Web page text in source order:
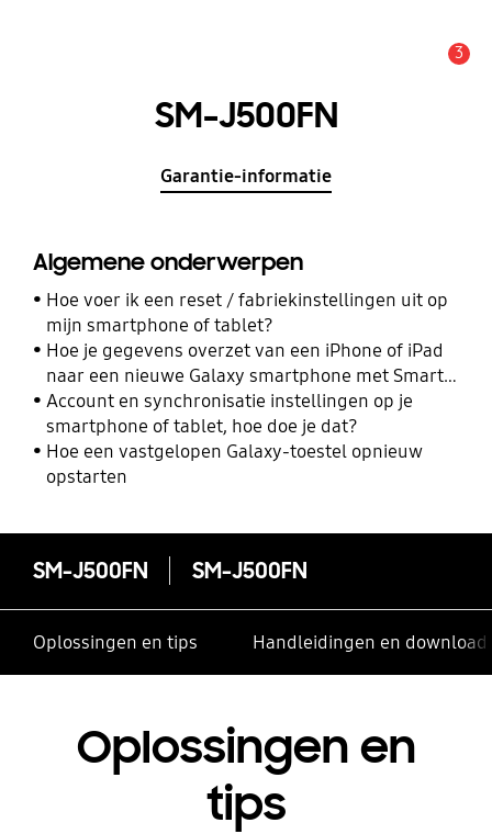
3
SM-J500FN
Garantie-informatie
Algemene onderwerpen
Hoe voer ik een reset / fabriekinstellingen uit op
mijn smartphone of tablet?
Hoe je gegevens overzet van een iPhone of iPad
naar een nieuwe Galaxy smartphone met Smart
Switch
Account en synchronisatie instellingen op je
smartphone of tablet, hoe doe je dat?
Hoe een vastgelopen Galaxy-toestel opnieuw
opstarten
SM-J500FN SM-J500FN
Oplossingen en tips Handleidingen en
Oplossingen en
tips